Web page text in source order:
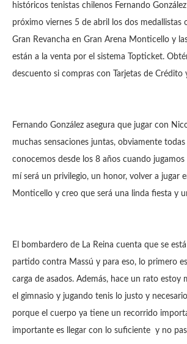
históricos tenistas chilenos Fernando
próximo viernes 5 de abril los dos medallistas
Gran Revancha en Gran Arena Monticello y
están a la venta por el sistema Topticket.
descuento si compras con Tarjetas de Crédito
Fernando González asegura que jugar con
muchas sensaciones juntas, obviamente
conocemos desde los 8 años cuando jugamos
mí será un privilegio, un honor, volver a jugar
Monticello y creo que será una linda fiesta y
El bombardero de La Reina cuenta que se
partido contra Massú y para eso, lo primero
carga de asados. Además, hace un rato estoy
el gimnasio y jugando tenis lo justo y
porque el cuerpo ya tiene un recorrido
importante es llegar con lo suficiente y no